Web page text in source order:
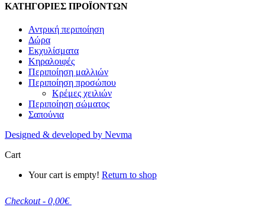
ΚΑΤΗΓΟΡΙΕΣ ΠΡΟΪΟΝΤΩΝ
Αντρική περιποίηση
Δώρα
Εκχυλίσματα
Κηραλοιφές
Περιποίηση μαλλιών
Περιποίηση προσώπου
Κρέμες χειλιών
Περιποίηση σώματος
Σαπούνια
Designed & developed by Nevma
Cart
Your cart is empty! Return to shop
Checkout - 0,00€